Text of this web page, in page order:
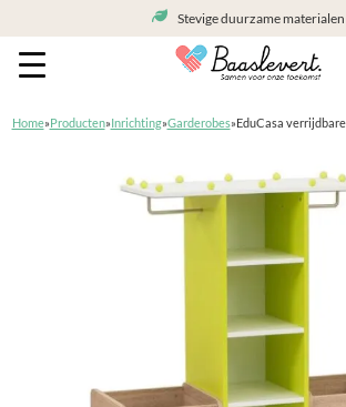
Stevige duurzame materialen
Home»Producten»Inrichting»Garderobes»EduCasa